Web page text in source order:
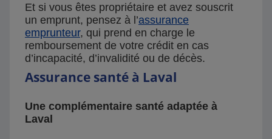
Et si vous êtes propriétaire et avez souscrit
un emprunt, pensez à l’assurance
emprunteur, qui prend en charge le
remboursement de votre crédit en cas
d’incapacité, d’invalidité ou de décès.
Assurance santé à Laval
Une complémentaire santé adaptée à
Laval